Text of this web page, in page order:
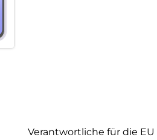
Verantwortliche für die EU